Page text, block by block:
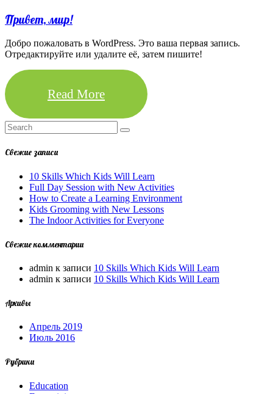
Привет, мир!
Добро пожаловать в WordPress. Это ваша первая запись.
Отредактируйте или удалите её, затем пишите!
Read More
Свежие записи
10 Skills Which Kids Will Learn
Full Day Session with New Activities
How to Create a Learning Environment
Kids Grooming with New Lessons
The Indoor Activities for Everyone
Свежие комментарии
admin к записи 10 Skills Which Kids Will Learn
admin к записи 10 Skills Which Kids Will Learn
Архивы
Апрель 2019
Июль 2016
Рубрики
Education